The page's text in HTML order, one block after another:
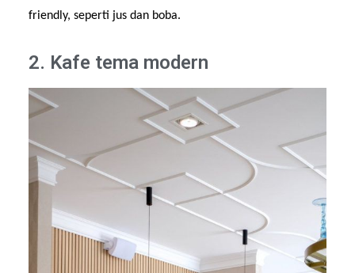
friendly, seperti jus dan boba.
2. Kafe tema modern